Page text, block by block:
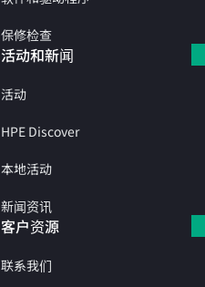
保修检查
活动和新闻
活动
HPE Discover
本地活动
新闻资讯
客户资源
联系我们